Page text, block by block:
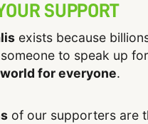
SUPPORT
exists because
to speak up
for everyone.
of our supporters are